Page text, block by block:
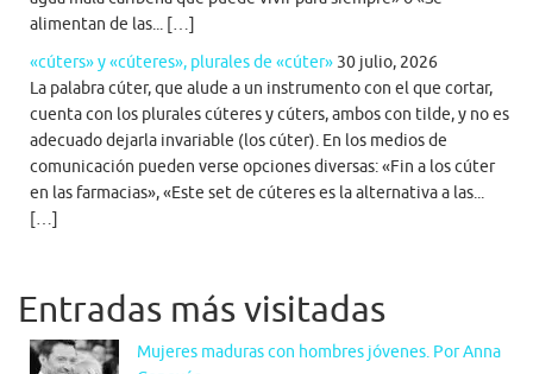
alimentan de las... […]
«cúters» y «cúteres», plurales de «cúter» 30 julio, 2026
La palabra cúter, que alude a un instrumento con el que cortar,
cuenta con los plurales cúteres y cúters, ambos con tilde, y no es
adecuado dejarla invariable (los cúter). En los medios de
comunicación pueden verse opciones diversas: «Fin a los cúter
en las farmacias», «Este set de cúteres es la alternativa a las...
[…]
Entradas más visitadas
Mujeres maduras con hombres jóvenes. Por Anna